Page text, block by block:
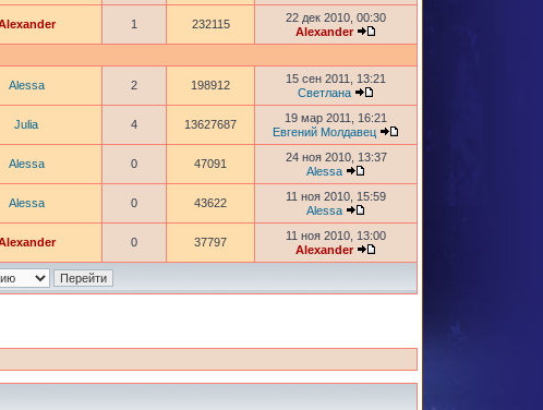
1 232115
22 дек 2010, 00:30
Alexander
Alessa 2 198912
15 сен 2011, 13:21
Светлана
Julia 4 13627687
19 мар 2011, 16:21
Евгений Молдавец
Alessa 0 47091
24 ноя 2010, 13:37
Alessa
Alessa 0 43622
11 ноя 2010, 15:59
Alessa
0 37797
11 ноя 2010, 13:00
Alexander